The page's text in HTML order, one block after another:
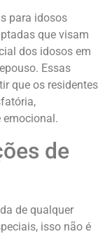
para idosos
que visam
dos idosos em
Essas
que os residentes
emocional.
de
de qualquer
isso não é